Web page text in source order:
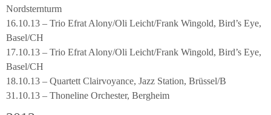
Nordsternturm
16.10.13 – Trio Efrat Alony/Oli Leicht/Frank Wingold, Bird’s Eye,
Basel/CH
17.10.13 – Trio Efrat Alony/Oli Leicht/Frank Wingold, Bird’s Eye,
Basel/CH
18.10.13 – Quartett Clairvoyance, Jazz Station, Brüssel/B
31.10.13 – Thoneline Orchester, Bergheim